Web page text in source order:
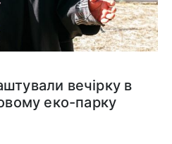
вечірку в
еко-парку